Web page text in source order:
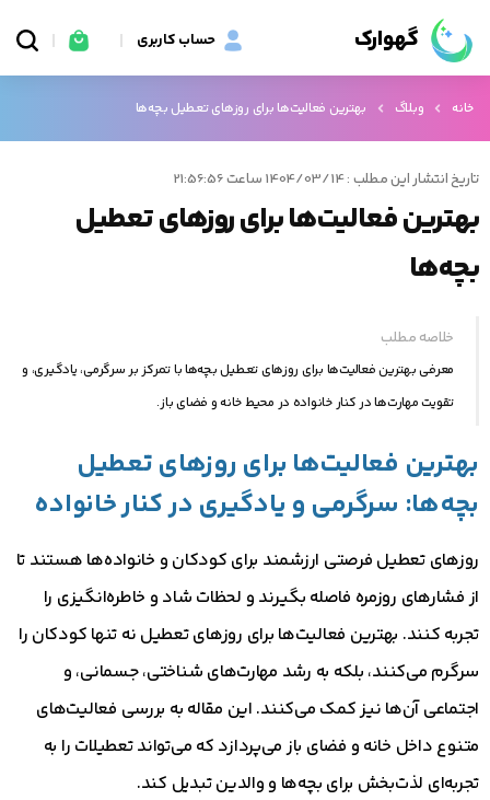
گهوارک حساب کاربری
خانه وبلاگ بهترین فعالیت‌ها برای روزهای تعطیل بچه‌ها
تاریخ انتشار این مطلب : 1404/03/14 ساعت 21:56:56
بهترین فعالیت‌ها برای روزهای تعطیل
بچه‌ها
خلاصه مطلب
معرفی بهترین فعالیت‌ها برای روزهای تعطیل بچه‌ها با تمرکز بر سرگرمی، یادگیری، و
تقویت مهارت‌ها در کنار خانواده در محیط خانه و فضای باز.
بهترین فعالیت‌ها برای روزهای تعطیل
بچه‌ها: سرگرمی و یادگیری در کنار خانواده
روزهای تعطیل فرصتی ارزشمند برای کودکان و خانواده‌ها هستند تا
از فشارهای روزمره فاصله بگیرند و لحظات شاد و خاطره‌انگیزی را
تجربه کنند. بهترین فعالیت‌ها برای روزهای تعطیل نه تنها کودکان را
سرگرم می‌کنند، بلکه به رشد مهارت‌های شناختی، جسمانی، و
اجتماعی آن‌ها نیز کمک می‌کنند. این مقاله به بررسی فعالیت‌های
متنوع داخل خانه و فضای باز می‌پردازد که می‌تواند تعطیلات را به
تجربه‌ای لذت‌بخش برای بچه‌ها و والدین تبدیل کند.